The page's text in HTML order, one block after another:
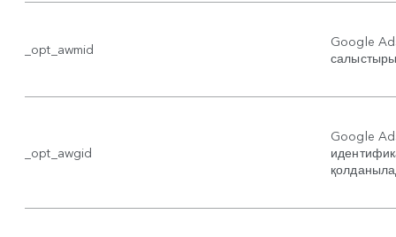
_opt_awmid
Google
_opt_awgid
Google